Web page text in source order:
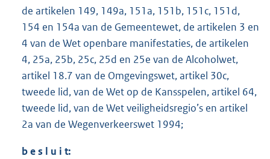
de artikelen 149, 149a, 151a, 151b, 151c, 151d,
154 en 154a van de Gemeentewet, de artikelen 3 en
4 van de Wet openbare manifestaties, de artikelen
4, 25a, 25b, 25c, 25d en 25e van de Alcoholwet,
artikel 18.7 van de Omgevingswet, artikel 30c,
tweede lid, van de Wet op de Kansspelen, artikel 64,
tweede lid, van de Wet veiligheidsregio’s en artikel
2a van de Wegenverkeerswet 1994;
b e s l u i t: